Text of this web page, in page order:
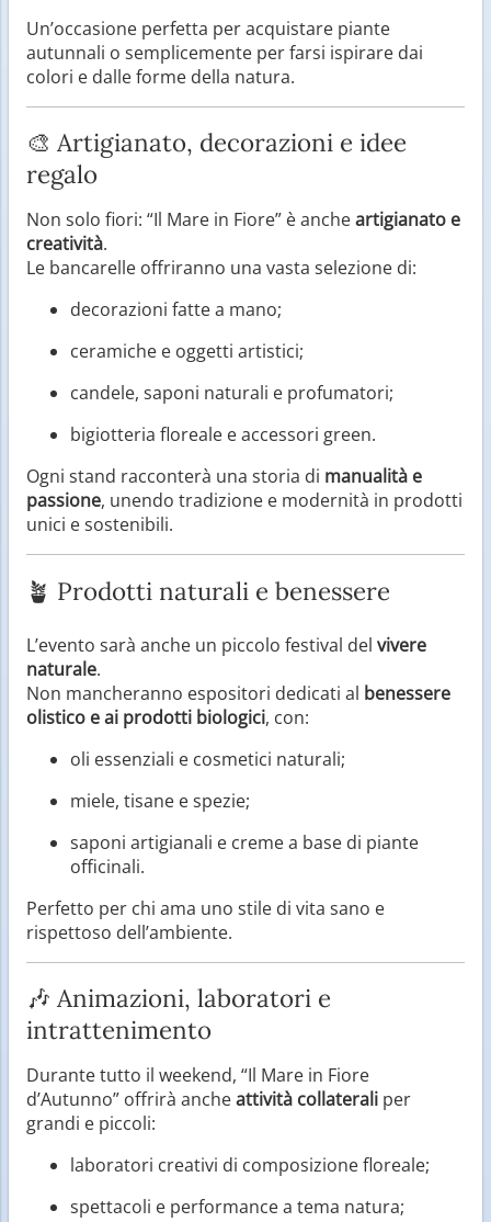
Un’occasione perfetta per acquistare piante
autunnali o semplicemente per farsi ispirare dai
colori e dalle forme della natura.
🎨 Artigianato, decorazioni e idee
regalo
Non solo fiori: “Il Mare in Fiore” è ancheartigianato e
creatività.
Le bancarelle offriranno una vasta selezione di:
decorazioni fatte a mano;
ceramiche e oggetti artistici;
candele, saponi naturali e profumatori;
bigiotteria floreale e accessori green.
Ogni stand racconterà una storia di manualità e
passione, unendo tradizione e modernità in prodotti
unici e sostenibili.
🪴 Prodotti naturali e benessere
L’evento sarà anche un piccolo festival del vivere
naturale.
Non mancheranno espositori dedicati al benessere
olistico e ai prodotti biologici, con:
oli essenziali e cosmetici naturali;
miele, tisane e spezie;
saponi artigianali e creme a base di piante
officinali.
Perfetto per chi ama uno stile di vita sano e
rispettoso dell’ambiente.
🎶 Animazioni, laboratori e
intrattenimento
Durante tutto il weekend, “Il Mare in Fiore
d’Autunno” offrirà ancheattività collaterali per
grandi e piccoli:
laboratori creativi di composizione floreale;
spettacoli e performance a tema natura;